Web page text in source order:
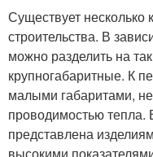
Существует несколько
строительства. В
можно разделить на
крупногабаритные. К
малыми габаритами,
проводимостью тепла.
представлена